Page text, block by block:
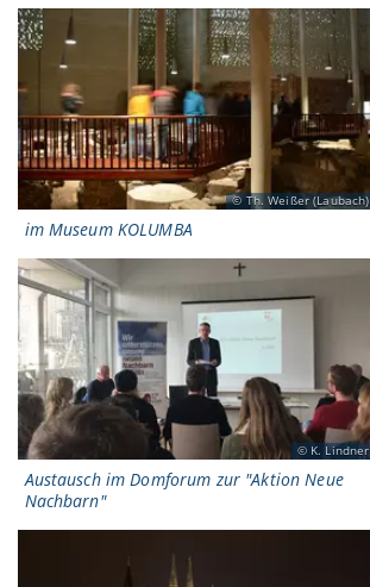
Th. Weißer (Laubach)
im Museum KOLUMBA
K. Lindner
Austausch im Domforum zur "Aktion Neue
Nachbarn"